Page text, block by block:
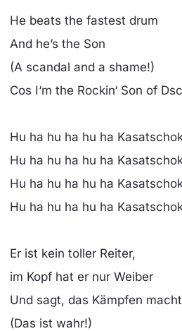
He beats the fastest drum
And he’s the Son
(A scandal and a shame!)
Cos I‘m the Rockin‘ Son of
Hu ha hu ha hu ha
Hu ha hu ha hu ha
Hu ha hu ha hu ha
Hu ha hu ha hu ha
Er ist kein toller Reiter,
im Kopf hat er nur Weiber
Und sagt, das Kämpfen
(Das ist wahr!)